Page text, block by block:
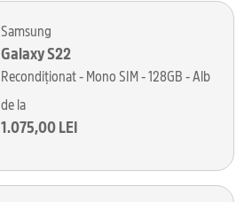
Samsung
Galaxy S22
Recondiționat - Mono SIM - 128GB - Alb
de la
1.075,00 LEI